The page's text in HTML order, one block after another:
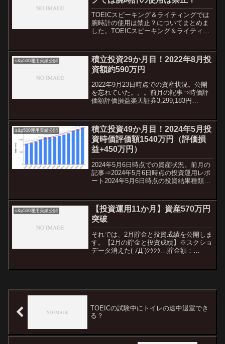
TOEICスピーキング＆ライティングでは
腕時計の使用は禁止？についてまとめま
した。TOEICスピーキング＆ライティン
の使用は禁止されているのでご注意を。
一方、TOEIC...
s&p500運用実績公開
積立投資29か月目！2022年8月投
資額約590万円
2022年9月23日時点での資産状況。公開
を忘れていた。。。前月の記事⇒時価評
価額評価損益楽天証券3,299,183円
カブコム...
s&p500運用実績公開
積立投資49か月目！2024年5月投
資時価評価額1540万円（評価損
益+450万円）
2024年5月6日時点での資産状況。前月の
記事⇒2024年5月6日時点の投資運用レポ
ート2024年5月6日時点の投資結果種類月
証券350,00...
s&p500運用実績公開
【投資運用11か月】資産570万円
突破
それでは、2月貯金と投資成績を公開しま
す。【2月の貯金と投資成績】※スクショ
データ消えた( ﾉД`)ｼｸｼｸ…貯金額：
TOEICの試験中にトイレの途中退室でき
る？